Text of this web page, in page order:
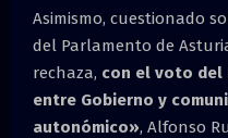
Asimismo, cuestionado
del Parlamento de
rechaza, con el voto del
entre Gobierno y
autonómico», Alfonso